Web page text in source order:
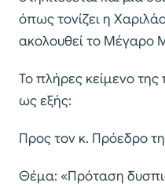
όπως τονίζει η
ακολουθεί το Μέγαρο
Το πλήρες κείμενο της
ως εξής:
Προς τον κ. Πρόεδρο
Θέμα: «Πρόταση